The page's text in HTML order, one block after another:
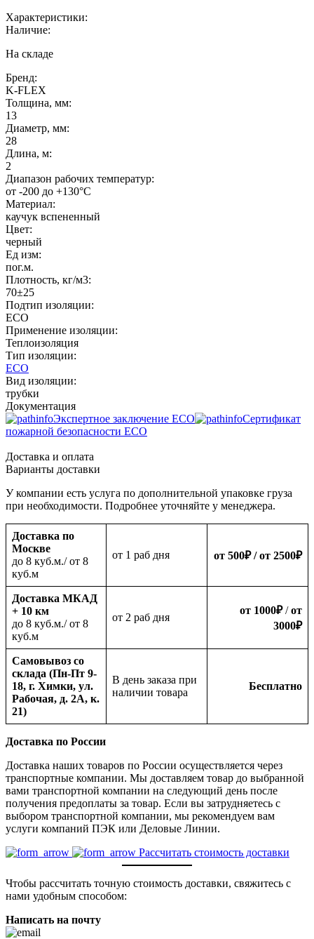
Характеристики:
Наличие:
На складе
Бренд:
K-FLEX
Толщина, мм:
13
Диаметр, мм:
28
Длина, м:
2
Диапазон рабочих температур:
от -200 до +130°C
Материал:
каучук вспененный
Цвет:
черный
Ед изм:
пог.м.
Плотность, кг/м3:
70±25
Подтип изоляции:
ECO
Применение изоляции:
Теплоизоляция
Тип изоляции:
ECO
Вид изоляции:
трубки
Документация
Экспертное заключение ECO
Сертификат
пожарной безопасности ECO
Доставка и оплата
Варианты доставки
У компании есть услуга по дополнительной упаковке груза
при необходимости. Подробнее уточняйте у менеджера.
Доставка по
Москве
до 8 куб.м./ от 8
куб.м
oт 1 раб дня от 500₽/ от 2500₽
Доставка МКАД
+ 10 км
до 8 куб.м./ от 8
куб.м
oт 2 раб дня
от 1000₽/от
3000₽
Самовывоз со
склада (Пн-Пт 9-
18, г. Химки, ул.
Рабочая, д. 2А, к.
21)
В день заказа при
наличии товара
Бесплатно
Доставка по России
Доставка наших товаров по России осуществляется через
транспортные компании. Мы доставляем товар до выбранной
вами транспортной компании на следующий день после
получения предоплаты за товар. Если вы затрудняетесь с
выбором транспортной компании, мы рекомендуем вам
услуги компаний ПЭК или Деловые Линии.
Рассчитать стоимость доставки
Чтобы рассчитать точную стоимость доставки, свяжитесь с
нами удобным способом:
Написать на почту